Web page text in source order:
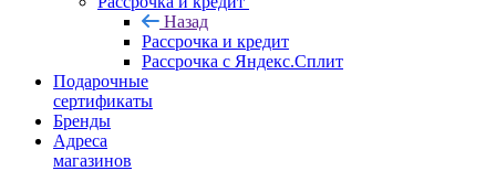
Назад
Рассрочка и кредит
Рассрочка с Яндекс.Сплит
Подарочные
сертификаты
Бренды
Адреса
магазинов